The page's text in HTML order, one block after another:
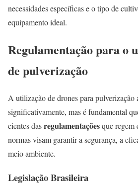
necessidades específicas e o tipo de
equipamento ideal.
Regulamentação para o
de pulverização
A utilização de drones para pulverização
significativamente, mas é fundamental
cientes dasregulamentaçõesque regem
normas visam garantir a segurança, a
meio ambiente.
Legislação Brasileira